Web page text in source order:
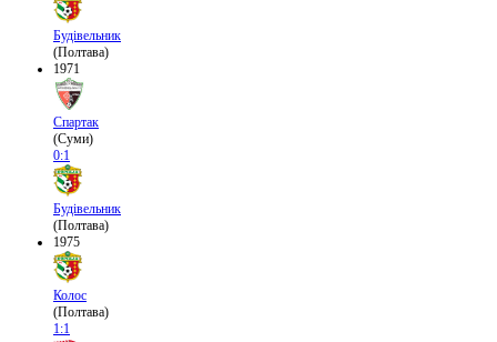
Будівельник
(Полтава)
1971
Спартак
(Суми)
0:1
Будівельник
(Полтава)
1975
Колос
(Полтава)
1:1